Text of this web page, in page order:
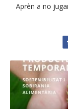
Aprèn a no